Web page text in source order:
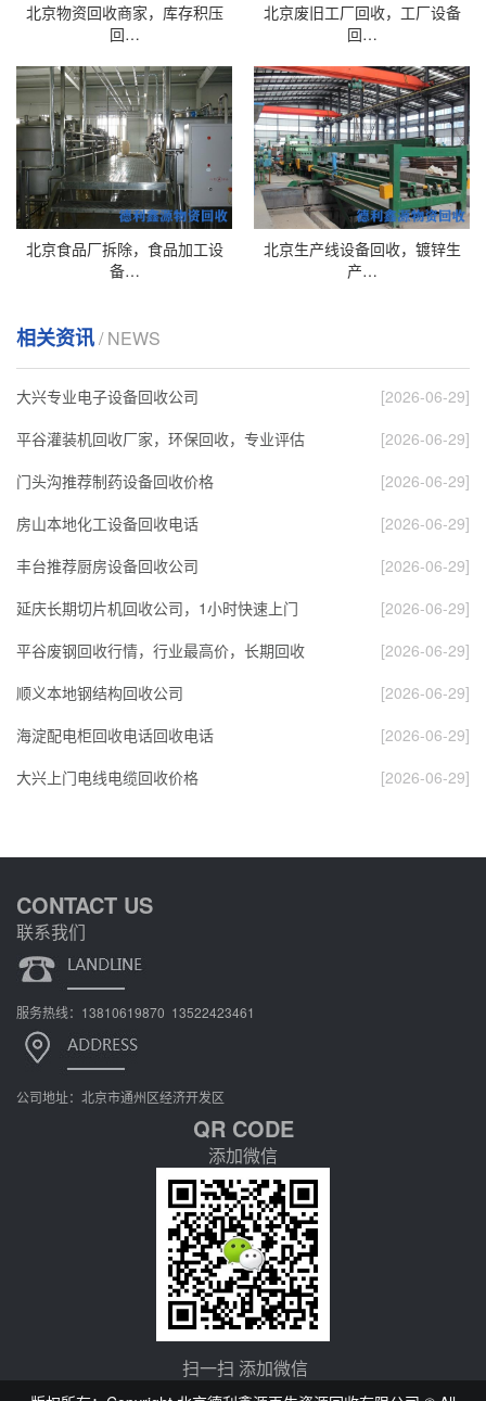
北京物资回收商家，库存积压
回…
北京废旧工厂回收，工厂设备
回…
北京食品厂拆除，食品加工设
备…
北京生产线设备回收，镀锌生
产…
相关资讯/ NEWS
大兴专业电子设备回收公司
[2026-06-29]
平谷灌装机回收厂家，环保回收，专业评估
[2026-06-29]
门头沟推荐制药设备回收价格
[2026-06-29]
房山本地化工设备回收电话
[2026-06-29]
丰台推荐厨房设备回收公司
[2026-06-29]
延庆长期切片机回收公司，1小时快速上门
[2026-06-29]
平谷废钢回收行情，行业最高价，长期回收
[2026-06-29]
顺义本地钢结构回收公司
[2026-06-29]
海淀配电柜回收电话回收电话
[2026-06-29]
大兴上门电线电缆回收价格
[2026-06-29]
CONTACT US
联系我们
服务热线：13810619870 13522423461
公司地址：北京市通州区经济开发区
QR CODE
添加微信
扫一扫 添加微信